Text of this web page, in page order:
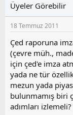
u
y
u
a
ş
l
a
t
a
n
l
a
n
ı
t
a
r
h
i
Üyeler Görebilir
18 Temmuz 2011
Çed raporuna
(çevre müh.,
için çed'e imza
yada ne tür
mezun yada
bulunmamış biri
adımları izlemeli?